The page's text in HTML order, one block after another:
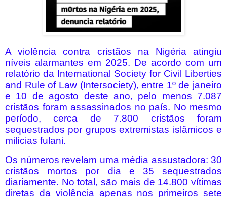
A violência contra cristãos na Nigéria atingiu
níveis alarmantes em 2025. De acordo com um
relatório da International Society for Civil Liberties
and Rule of Law (Intersociety), entre 1º de janeiro
e 10 de agosto deste ano, pelo menos 7.087
cristãos foram assassinados no país. No mesmo
período, cerca de 7.800 cristãos foram
sequestrados por grupos extremistas islâmicos e
milícias fulani.
Os números revelam uma média assustadora: 30
cristãos mortos por dia e 35 sequestrados
diariamente. No total, são mais de 14.800 vítimas
diretas da violência apenas nos primeiros sete